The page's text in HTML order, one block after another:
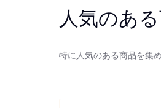
人気のあ
特に人気のある商品を集め